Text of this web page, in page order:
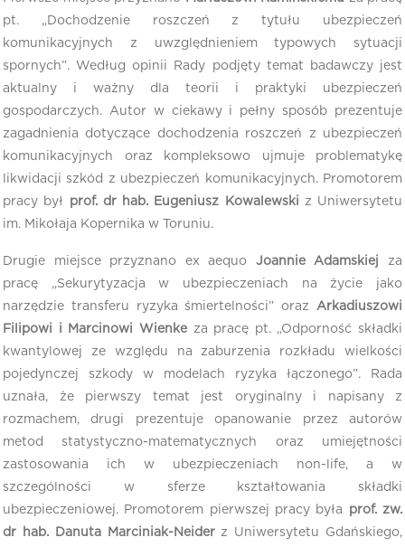
pt. „Dochodzenie roszczeń z tytułu ubezpieczeń
komunikacyjnych z uwzględnieniem typowych sytuacji
spornych”. Według opinii Rady podjęty temat badawczy jest
aktualny i ważny dla teorii i praktyki ubezpieczeń
gospodarczych. Autor w ciekawy i pełny sposób prezentuje
zagadnienia dotyczące dochodzenia roszczeń z ubezpieczeń
komunikacyjnych oraz kompleksowo ujmuje problematykę
likwidacji szkód z ubezpieczeń komunikacyjnych. Promotorem
pracy był
prof. dr hab. Eugeniusz Kowalewski z Uniwersytetu
im. Mikołaja Kopernika w Toruniu.
Drugie miejsce przyznano ex aequo Joannie Adamskiej
za
pracę „Sekurytyzacja w ubezpieczeniach na życie jako
narzędzie transferu ryzyka śmiertelności” oraz Arkadiuszowi
Filipowi i Marcinowi Wienkeza pracę pt. „Odporność składki
kwantylowej ze względu na zaburzenia rozkładu wielkości
pojedynczej szkody w modelach ryzyka łączonego”. Rada
uznała, że pierwszy temat jest oryginalny i napisany z
rozmachem, drugi prezentuje opanowanie przez autorów
metod statystyczno-matematycznych oraz umiejętności
zastosowania ich w ubezpieczeniach non-life, a w
szczególności w sferze kształtowania składki
ubezpieczeniowej. Promotorem pierwszej pracy była prof. zw.
dr hab. Danuta Marciniak-Neiderz Uniwersytetu Gdańskiego,